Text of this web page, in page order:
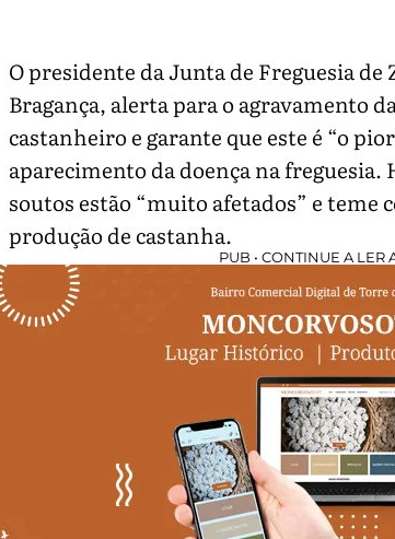
O presidente da Junta de Freguesia de
Bragança, alerta para o agravamento
castanheiro e garante que este é “o
aparecimento da doença na freguesia.
soutos estão “muito afetados” e teme
produção de castanha.
PUB • CONTINUE A LER